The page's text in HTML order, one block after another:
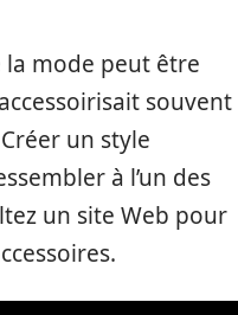
la mode peut être
souvent
un style
à l’un des
un site Web pour